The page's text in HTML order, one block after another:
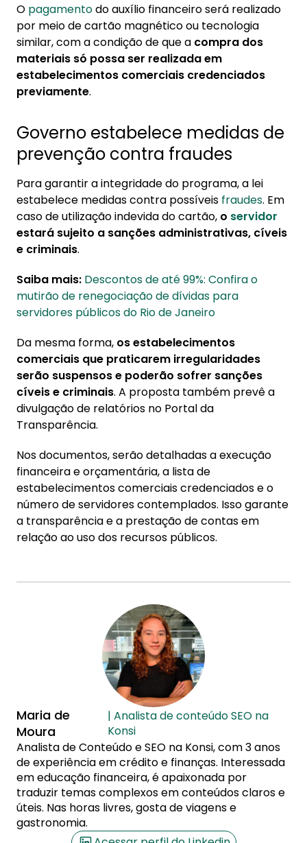
O pagamentodo auxílio financeiro será realizado
por meio de cartão magnético ou tecnologia
similar, com a condição de que a compra dos
materiais só possa ser realizada em
estabelecimentos comerciais credenciados
previamente.
Governo estabelece medidas de
prevenção contra fraudes
Para garantir a integridade do programa, a lei
estabelece medidas contra possíveis fraudes. Em
caso de utilização indevida do cartão, o servidor
estará sujeito a sanções administrativas, cíveis
e criminais.
Saiba mais: Descontos de até 99%: Confira o
mutirão de renegociação de dívidas para
servidores públicos do Rio de Janeiro
Da mesma forma, os estabelecimentos
comerciais que praticarem irregularidades
serão suspensos e poderão sofrer sanções
cíveis e criminais. A proposta também prevê a
divulgação de relatórios no Portal da
Transparência.
Nos documentos, serão detalhadas a execução
financeira e orçamentária, a lista de
estabelecimentos comerciais credenciados e o
número de servidores contemplados. Isso garante
a transparência e a prestação de contas em
relação ao uso dos recursos públicos.
Maria de
Moura
| Analista de conteúdo SEO na
Konsi
Analista de Conteúdo e SEO na Konsi, com 3 anos
de experiência em crédito e finanças. Interessada
em educação financeira, é apaixonada por
traduzir temas complexos em conteúdos claros e
úteis. Nas horas livres, gosta de viagens e
gastronomia.